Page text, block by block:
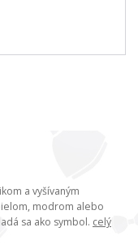
a vyšívaným
modrom alebo
sa ako symbol. celý